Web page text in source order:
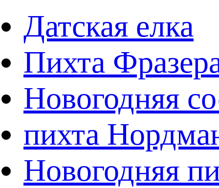
Датская елка
Пихта
Новогодняя
пихта
Новогодняя